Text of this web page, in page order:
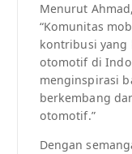
Menurut
“Komunitas
kontribusi yang
otomotif di
menginspirasi
berkembang
otomotif.”
Dengan